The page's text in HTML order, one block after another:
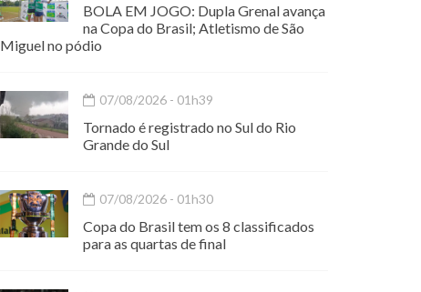
BOLA EM JOGO: Dupla Grenal avança
na Copa do Brasil; Atletismo de São
Miguel no pódio
07/08/2026 - 01h39
Tornado é registrado no Sul do Rio
Grande do Sul
07/08/2026 - 01h30
Copa do Brasil tem os 8 classificados
para as quartas de final